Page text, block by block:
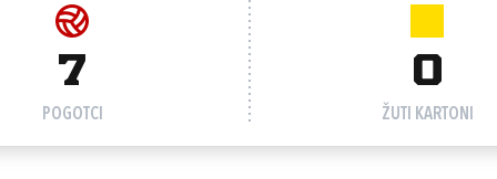
7
POGOTCI
0
ŽUTI KARTONI